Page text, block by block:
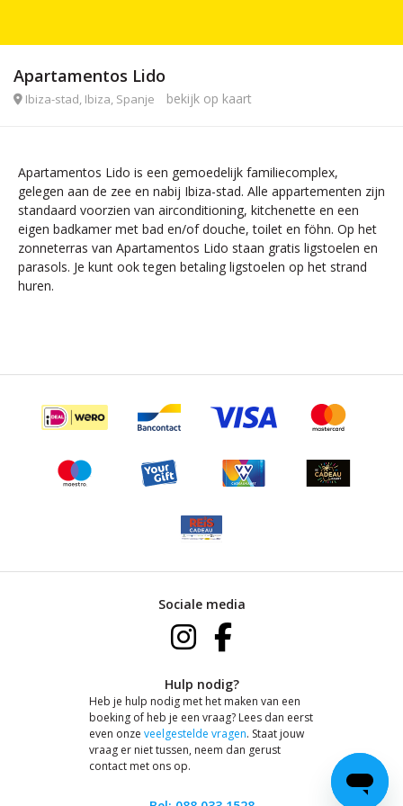
Apartamentos Lido
Ibiza-stad, Ibiza, Spanje bekijk op kaart
Apartamentos Lido is een gemoedelijk familiecomplex,
gelegen aan de zee en nabij Ibiza-stad. Alle appartementen zijn
standaard voorzien van airconditioning, kitchenette en een
eigen badkamer met bad en/of douche, toilet en föhn. Op het
zonneterras van Apartamentos Lido staan gratis ligstoelen en
parasols. Je kunt ook tegen betaling ligstoelen op het strand
huren.
Sociale media
Hulp nodig?
Heb je hulp nodig met het maken van een
boeking of heb je een vraag? Lees dan eerst
even onze veelgestelde vragen. Staat jouw
vraag er niet tussen, neem dan gerust
contact met ons op.